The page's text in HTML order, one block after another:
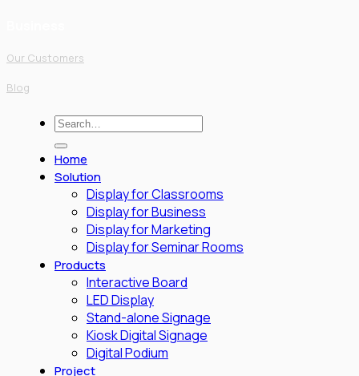
Our Customers
Blog
Search
for:
Home
Solution
Display for Classrooms
Display for Business
Display for Marketing
Display for Seminar Rooms
Products
Interactive Board
LED Display
Stand-alone Signage
Kiosk Digital Signage
Digital Podium
Project